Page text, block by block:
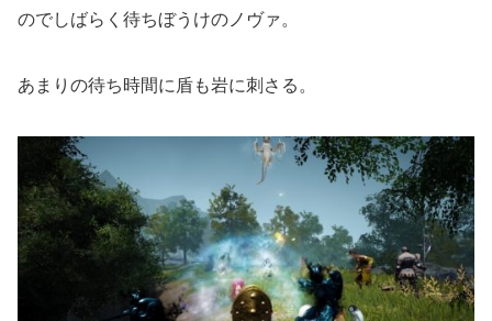
のでしばらく待ちぼうけのノヴァ。
あまりの待ち時間に盾も岩に刺さる。